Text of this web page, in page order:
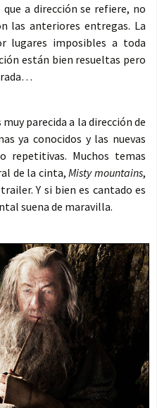
que a dirección se refiere, no
las anteriores entregas. La
lugares imposibles a toda
están bien resueltas pero
muy parecida a la dirección de
ya conocidos y las nuevas
repetitivas. Muchos temas
de la cinta,Misty mountains,
Y si bien es cantado es
suena de maravilla.